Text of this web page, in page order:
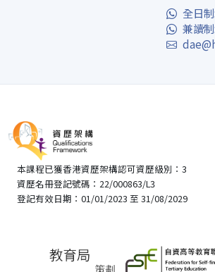
全日
兼讀
本課程已獲香港資歷架構認可資歷級別：3
資歷名冊登記號碼：22/000863/L3
登記有效日期：01/01/2023 至 31/08/2029